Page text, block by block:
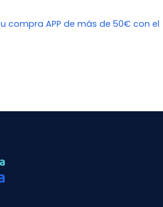
compra APP de más de 50€ con el